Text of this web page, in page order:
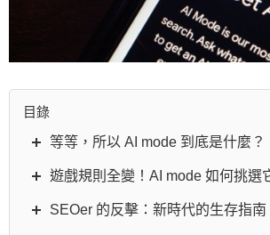
目錄
等等，所以 AI mode 到底是什麼？
遊戲規則全變！AI mode 如何挑選
SEOer 的反擊：新時代的生存指南